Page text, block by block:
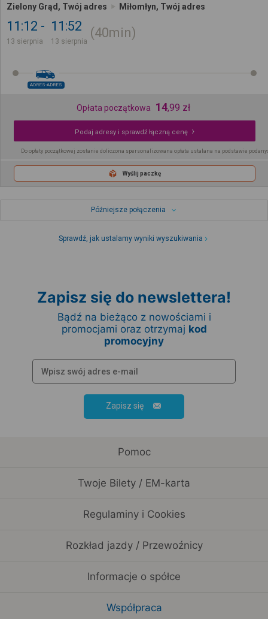
Zielony Grąd, Twój adres Miłomłyn, Twój adres
11:12
13 sierpnia
11:52
13 sierpnia
40min
ADRES-ADRES
Opłata początkowa 14,99 zł
Podaj adresy i sprawdź łączną cenę
Do opłaty początkowej zostanie doliczona spersonalizowana opłata ustalana na podstawie
Wyślij paczkę
Późniejsze połączenia
Sprawdź, jak ustalamy wyniki wyszukiwania
Zapisz się do newslettera!
Bądź na bieżąco z nowościami i
promocjami oraz otrzymaj kod
promocyjny
Zapisz się
Pomoc
Twoje Bilety / EM-karta
Regulaminy i Cookies
Rozkład jazdy / Przewoźnicy
Informacje o spółce
Współpraca